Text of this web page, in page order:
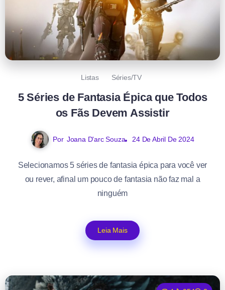
Listas Séries/TV
5 Séries de Fantasia Épica que Todos
os Fãs Devem Assistir
Por Joana D'arc Souza 24 De Abril De 2024
Selecionamos 5 séries de fantasia épica para você ver
ou rever, afinal um pouco de fantasia não faz mal a
ninguém
Leia Mais